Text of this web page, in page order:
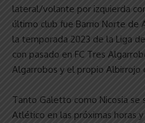
lateral/volante por izquierda
último club fue Barrio Norte de
la temporada 2023 de la Liga
con pasado en FC Tres
Algarrobos y el propio Albirrojo
Tanto Galetto como Nicosia se
Atlético en las próximas horas